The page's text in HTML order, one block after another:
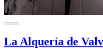
La Alquería de